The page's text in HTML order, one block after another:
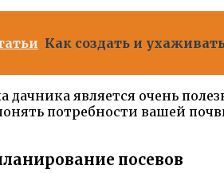
Как создать и
дачника является очень
потребности вашей
посевов